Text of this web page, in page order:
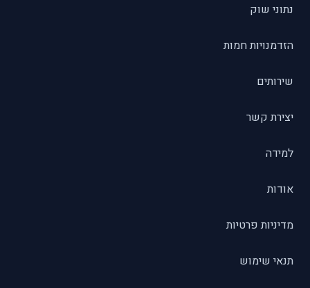
נתוני שוק
הזדמנויות חמות
שירותים
יצירת קשר
למידה
אודות
מדיניות פרטיות
תנאי שימוש